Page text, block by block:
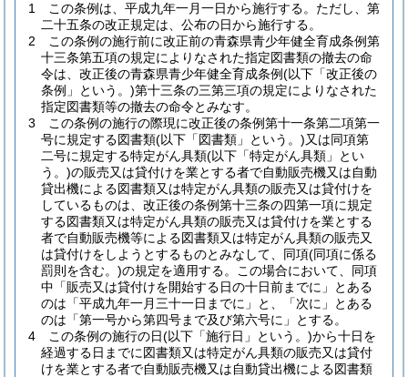
1
この条例は、平成九年一月一日から施行する。 ただし、第
二十五条の改正規定は、公布の日から施行する。
2
この条例の施行前に改正前の青森県青少年健全育成条例第
十三条第五項の規定によりなされた指定図書類の撤去の命
令は、改正後の青森県青少年健全育成条例(以下「改正後の
条例」という。)第十三条の三第三項の規定によりなされた
指定図書類等の撤去の命令とみなす。
3
この条例の施行の際現に改正後の条例第十一条第二項第一
号に規定する図書類(以下「図書類」という。)又は同項第
二号に規定する特定がん具類(以下「特定がん具類」とい
う。)の販売又は貸付けを業とする者で自動販売機又は自動
貸出機による図書類又は特定がん具類の販売又は貸付けを
しているものは、改正後の条例第十三条の四第一項に規定
する図書類又は特定がん具類の販売又は貸付けを業とする
者で自動販売機等による図書類又は特定がん具類の販売又
は貸付けをしようとするものとみなして、同項(同項に係る
罰則を含む。)の規定を適用する。
この場合において、同項
中「販売又は貸付けを開始する日の十日前までに」とある
のは「平成九年一月三十一日までに」と、「次に」とある
のは「第一号から第四号まで及び第六号に」とする。
4
この条例の施行の日(以下「施行日」という。)から十日を
経過する日までに図書類又は特定がん具類の販売又は貸付
けを業とする者で自動販売機又は自動貸出機による図書類